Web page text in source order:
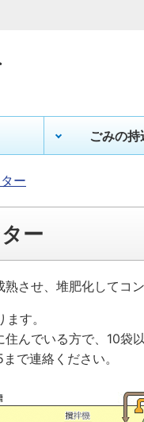
ごみの持
ー
ー
させ、堆肥化してコ
す。
んでいる方で、10袋
で連絡ください。